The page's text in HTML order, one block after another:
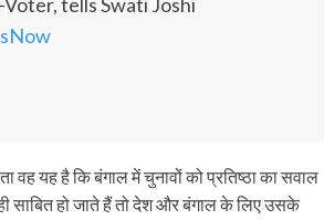
यह है कि बंगाल में चुनावों को प्रतिष्ठा का सवाल
साबित हो जाते हैं तो देश और बंगाल के लिए उसके